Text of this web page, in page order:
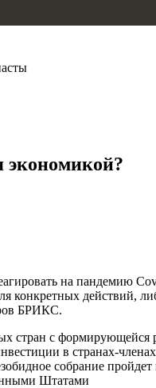
экономикой?
на пандемию
действий,
БРИКС.
стран с
в странах-членах
собрание
Штатами